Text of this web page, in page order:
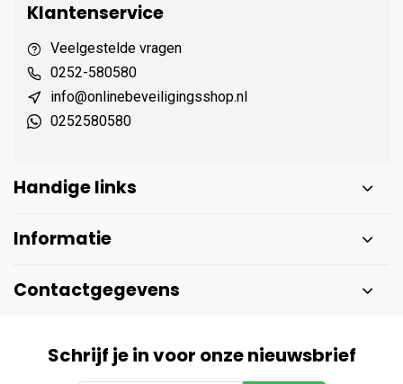
Klantenservice
Veelgestelde vragen
0252-580580
info@onlinebeveiligingsshop.nl
0252580580
Handige links
Informatie
Contactgegevens
Schrijf je in voor onze nieuwsbrief